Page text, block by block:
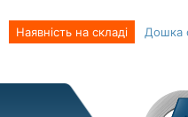
Наявність на складі Дошка